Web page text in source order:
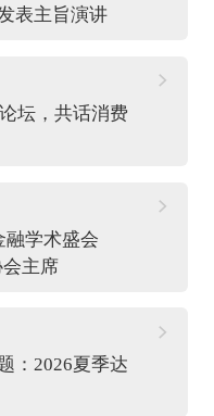
表主旨演讲
坛，共话消费
融学术盛会
主席
：2026夏季达